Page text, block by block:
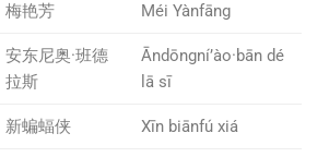
梅艳芳 Méi Yànfāng
安东尼奥·班德
拉斯
Āndōngní’ào·bān dé
lā sī
新蝙蝠侠 Xīn biānfú xiá